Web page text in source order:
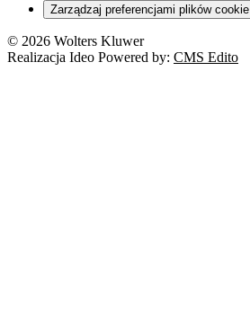
Zarządzaj preferencjami plików cookie
© 2026 Wolters Kluwer
Realizacja Ideo Powered by: CMS Edito